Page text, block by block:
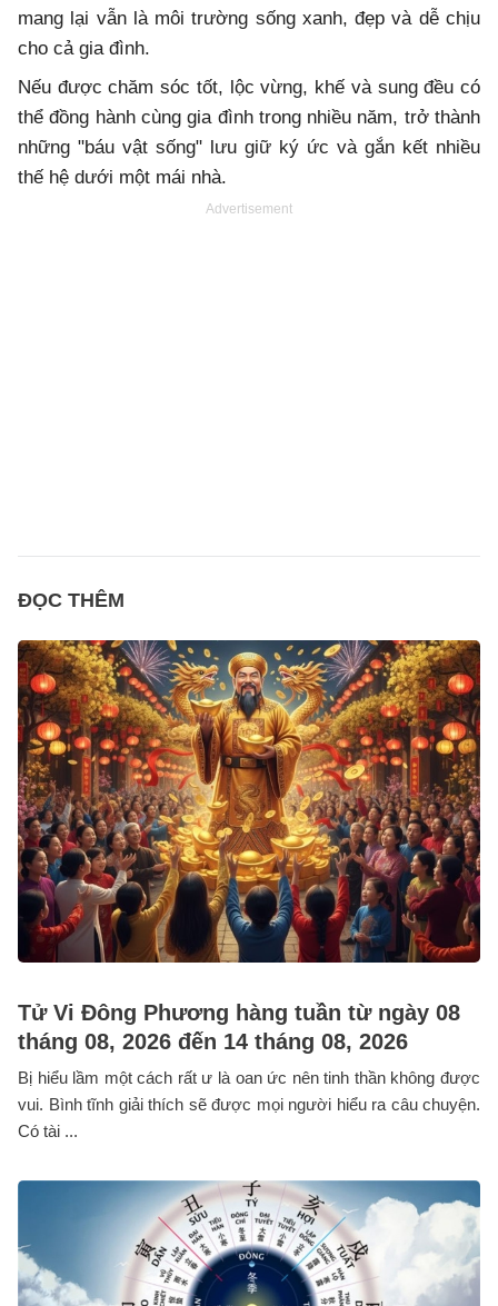
mang lại vẫn là môi trường sống xanh, đẹp và dễ chịu
cho cả gia đình.
Nếu được chăm sóc tốt, lộc vừng, khế và sung đều có
thể đồng hành cùng gia đình trong nhiều năm, trở thành
những "báu vật sống" lưu giữ ký ức và gắn kết nhiều
thế hệ dưới một mái nhà.
Advertisement
ĐỌC THÊM
Tử Vi Đông Phương hàng tuần từ ngày 08
tháng 08, 2026 đến 14 tháng 08, 2026
Bị hiểu lầm một cách rất ư là oan ức nên tinh thần không được
vui. Bình tĩnh giải thích sẽ được mọi người hiểu ra câu chuyện.
Có tài ...